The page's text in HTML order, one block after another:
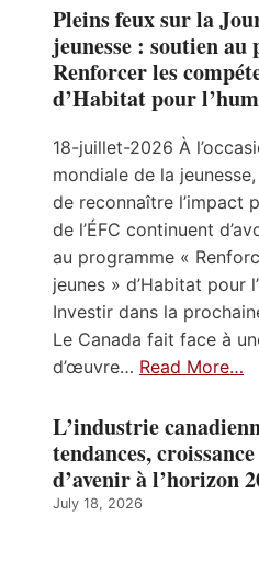
Pleins feux sur la
jeunesse : soutien
Renforcer les
d’Habitat pour
18-juillet-2026 À
mondiale de la
de reconnaître l’impact
de l’ÉFC continuent
au programme «
jeunes » d’Habitat pour
Investir dans la
Le Canada fait face à
d’œuvre… Read More…
L’industrie
tendances,
d’avenir à l’horizon
July 18, 2026